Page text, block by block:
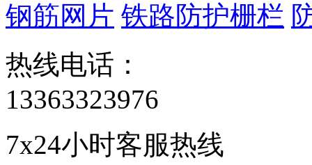
钢筋网片 铁路防护栅栏
热线电话：
13363323976
7x24小时客服热线